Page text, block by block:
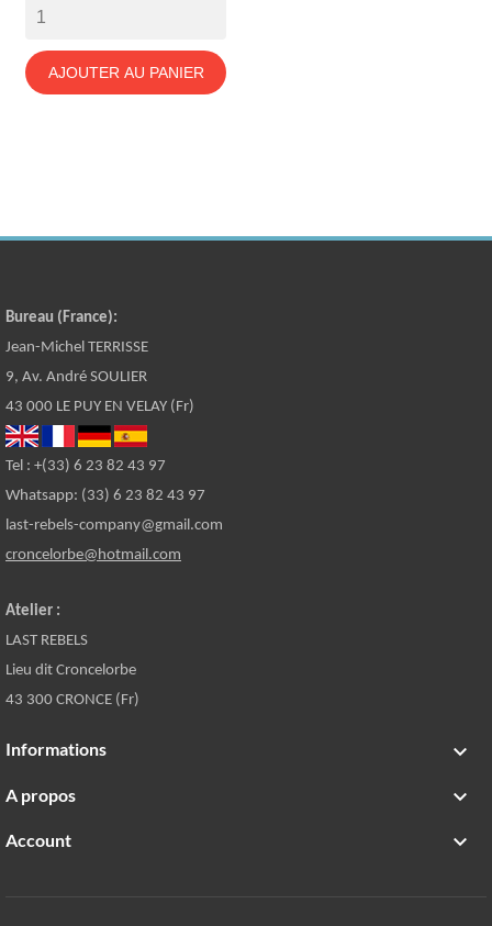
AJOUTER AU PANIER
Bureau (France):
Jean-Michel TERRISSE
9, Av. André SOULIER
43 000 LE PUY EN VELAY (Fr)
Tel : +(33) 6 23 82 43 97
Whatsapp: (33) 6 23 82 43 97
last-rebels-company@gmail.com
croncelorbe@hotmail.com
Atelier :
LAST REBELS
Lieu dit Croncelorbe
43 300 CRONCE (Fr)
Informations 
A propos 
Account 